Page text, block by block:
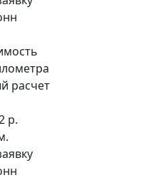
расчет
р.